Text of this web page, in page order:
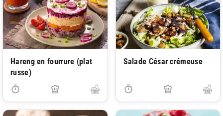
Hareng en fourrure (plat
russe)
Salade César crémeuse